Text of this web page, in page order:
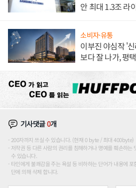
안 최대 1.3조 라
소비자·유통
이부진 야심작 '
보다 잘 나가, 평
기사댓글0개
200자까지 쓰실 수 있습니다. (현재 0 byte / 최대 400byte)
저작권 등 다른 사람의 권리를 침해하거나 명예를 훼손하는
수 있습니다.
타인에게 불쾌감을 주는 욕설 등 비하하는 단어가 내용에
단에 의해 삭제 합니다.